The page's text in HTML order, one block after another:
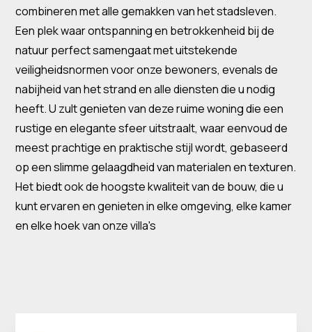
combineren met alle gemakken van het stadsleven.
Een plek waar ontspanning en betrokkenheid bij de
natuur perfect samengaat met uitstekende
veiligheidsnormen voor onze bewoners, evenals de
nabijheid van het strand en alle diensten die u nodig
heeft. U zult genieten van deze ruime woning die een
rustige en elegante sfeer uitstraalt, waar eenvoud de
meest prachtige en praktische stijl wordt, gebaseerd
op een slimme gelaagdheid van materialen en texturen.
Het biedt ook de hoogste kwaliteit van de bouw, die u
kunt ervaren en genieten in elke omgeving, elke kamer
en elke hoek van onze villa's